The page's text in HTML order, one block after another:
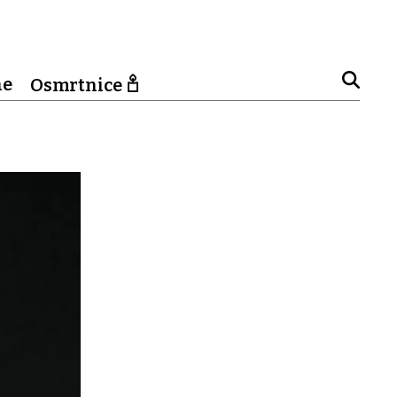
Osmrtnice